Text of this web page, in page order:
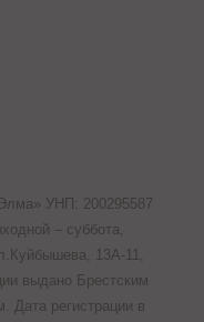
УНП: 200295587
– суббота,
13A-11,
выдано Брестским
Дата регистрации в